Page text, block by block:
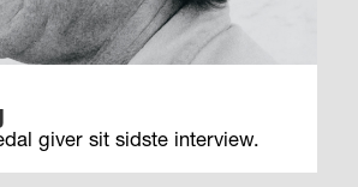
giver sit sidste interview.